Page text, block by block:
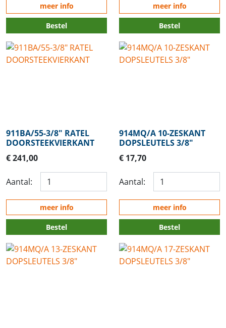
meer info
Bestel
meer info
Bestel
911BA/55-3/8" RATEL
DOORSTEEKVIERKANT
€ 241,00
Aantal:
meer info
Bestel
914MQ/A 10-ZESKANT
DOPSLEUTELS 3/8"
€ 17,70
Aantal:
meer info
Bestel